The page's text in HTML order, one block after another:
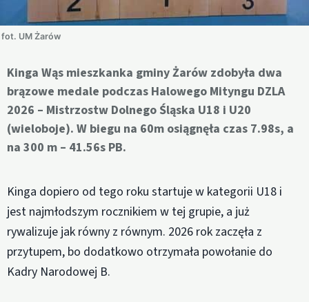
fot. UM Żarów
Kinga Wąs mieszkanka gminy Żarów zdobyła dwa
brązowe medale podczas Halowego Mityngu DZLA
2026 – Mistrzostw Dolnego Śląska U18 i U20
(wieloboje). W biegu na 60m osiągnęła czas 7.98s, a
na 300 m – 41.56s PB.
Kinga dopiero od tego roku startuje w kategorii U18 i
jest najmłodszym rocznikiem w tej grupie, a już
rywalizuje jak równy z równym. 2026 rok zaczęła z
przytupem, bo dodatkowo otrzymała powołanie do
Kadry Narodowej B.